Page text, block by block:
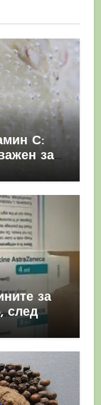
С:
за
за
след